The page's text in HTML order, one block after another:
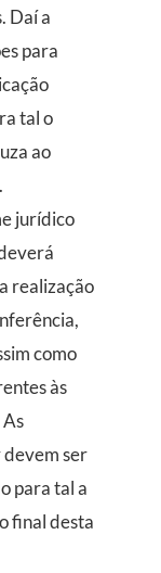
Daí a
para
tal o
ao
jurídico
realização
como
às
ser
para tal a
final desta